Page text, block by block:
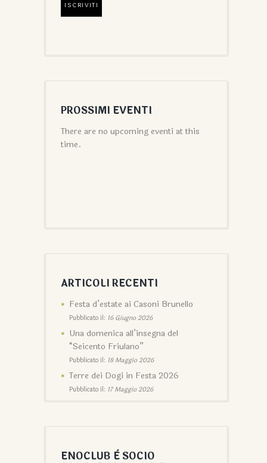
PROSSIMI EVENTI
There are no upcoming eventi at this
time.
ARTICOLI RECENTI
Festa d’estate ai Casoni Brunello
Pubblicato il: 16 Giugno 2026
Una domenica all’insegna del
“Seicento Friulano”
Pubblicato il: 18 Maggio 2026
Terre dei Dogi in Festa 2026
Pubblicato il: 17 Maggio 2026
ENOCLUB È SOCIO